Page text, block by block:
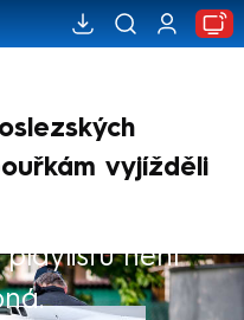
vyjížděli
není